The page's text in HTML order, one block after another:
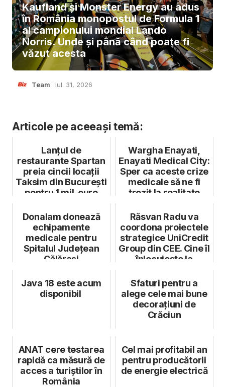
Kaufland și Monster Energy au adus
în România monopostul de Formula 1
al campionului mondial Lando
Norris. Unde și până când poate fi
văzut acesta
Team iul. 31, 2026
Articole pe aceeași temă:
Lanțul de
restaurante Spartan
preia cincii locații
Taksim din București
pentru 1 mil. euro
Wargha Enayati,
Enayati Medical City:
Sper ca aceste crize
medicale să ne fi
trezit la realitate
Donalam donează
echipamente
medicale pentru
Spitalul Județean
Călărași
Răsvan Radu va
coordona proiectele
strategice UniCredit
Group din CEE. Cine îl
înlocuiește la
Java 18 este acum
disponibil
Sfaturi pentru a
alege cele mai bune
decorațiuni de
Crăciun
ANAT cere testarea
rapidă ca măsură de
acces a turiștilor în
România
Cel mai profitabil an
pentru producătorii
de energie electrică